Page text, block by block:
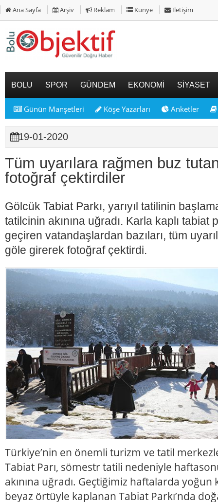
Ana Sayfa Arşiv Reklam Künye İletişim
BOLU SPOR GÜNDEM EKONOMİ SİYASET
Günün Manşetleri Köşe Yazarları Anketler
19-01-2020
Tüm uyarılara rağmen buz
fotoğraf çektirdiler
Gölcük Tabiat Parkı, yarıyıl tatilinin
tatilcinin akınına uğradı. Karla kaplı tabiat
geçiren vatandaşlardan bazıları, tüm
göle girerek fotoğraf çektirdi.
Türkiye’nin en önemli turizm ve tatil
Tabiat Parı, sömestr tatili nedeniyle
akınına uğradı. Geçtiğimiz haftalarda yoğun
beyaz örtüyle kaplanan Tabiat Parkı’nda